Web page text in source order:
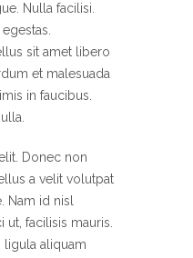
Nulla facilisi.
sit amet libero
et malesuada
in faucibus.
Donec non
a velit volutpat
Nam id nisl
facilisis mauris.
ligula aliquam